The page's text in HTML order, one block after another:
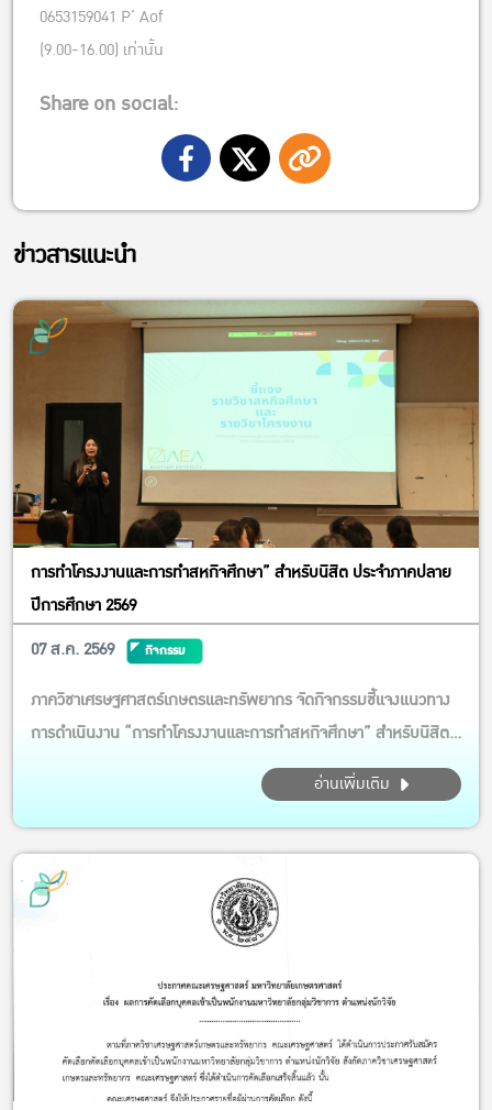
0653159041 P’ Aof
(9.00-16.00) เท่านั้น
Share on social:
ข่าวสารแนะนำ
การทำโครงงานและการทำสหกิจศึกษา” สำหรับนิสิต ประจำภาคปลาย
ปีการศึกษา 2569
07 ส.ค. 2569
กิจกรรม
ภาควิชาเศรษฐศาสตร์เกษตรและทรัพยากร จัดกิจกรรมชี้แจงแนวทาง
การดำเนินงาน “การทำโครงงานและการทำสหกิจศึกษา” สำหรับนิสิต
ประจำภาคปลาย ปีการศึกษา 2569 กิจกรรมในครั้งนี้ได้รับเกียรติจาก
รศ.ดร.รวิสสาข์ สุชาโต และ ผศ.ดร.นภสม สินเพิ่มสุขสกุล เป็น
วิทยากรบรรยาย ให้ความรู้ แนะนำขั้นตอนการเตรียมความพร้อม
ตลอดจน...
อ่านเพิ่มเติม